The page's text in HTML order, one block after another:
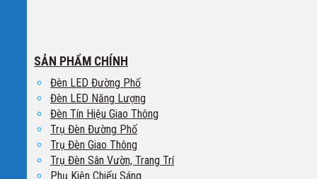
SẢN PHẨM CHÍNH
Đèn LED Đường Phố
Đèn LED Năng Lượng
Đèn Tín Hiệu Giao Thông
Trụ Đèn Đường Phố
Trụ Đèn Giao Thông
Trụ Đèn Sân Vườn, Trang Trí
Phụ Kiện Chiếu Sáng